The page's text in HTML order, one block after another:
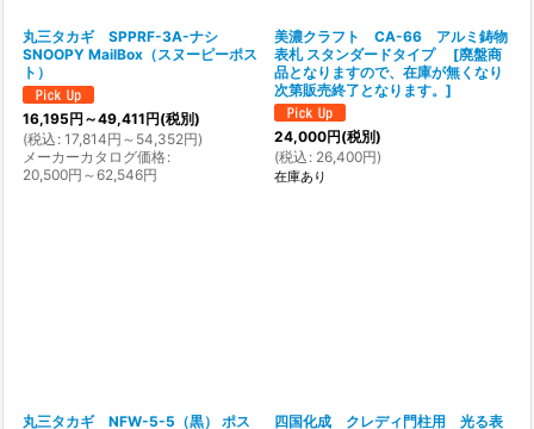
丸三タカギ SPPRF-3A-ナシ
SNOOPY MailBox（スヌーピーポス
ト）
16,195円 ～49,411円(税別)
(税込 : 17,814円 ～54,352円)
メーカーカタログ価格:
20,500円 ～62,546円
美濃クラフト CA-66 アルミ鋳物
表札 スタンダードタイプ
[廃盤商
品となりますので、在庫が無くなり
次第販売終了となります。 ]
24,000円(税別)
(税込 : 26,400円)
在庫あり
丸三タカギ NFW-5-5（黒） ポス
四国化成 クレディ門柱用 光る表